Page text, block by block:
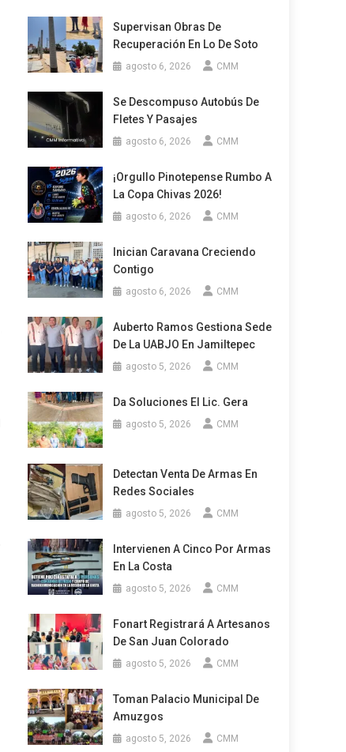
Supervisan Obras De
Recuperación En Lo De Soto
agosto 6, 2026 CMM
Se Descompuso Autobús De
Fletes Y Pasajes
agosto 6, 2026 CMM
¡Orgullo Pinotepense Rumbo A
La Copa Chivas 2026!
agosto 6, 2026 CMM
Inician Caravana Creciendo
Contigo
agosto 6, 2026 CMM
Auberto Ramos Gestiona Sede
De La UABJO En Jamiltepec
agosto 5, 2026 CMM
Da Soluciones El Lic. Gera
agosto 5, 2026 CMM
Detectan Venta De Armas En
Redes Sociales
agosto 5, 2026 CMM
Intervienen A Cinco Por Armas
En La Costa
agosto 5, 2026 CMM
Fonart Registrará A Artesanos
De San Juan Colorado
agosto 5, 2026 CMM
Toman Palacio Municipal De
Amuzgos
agosto 5, 2026 CMM